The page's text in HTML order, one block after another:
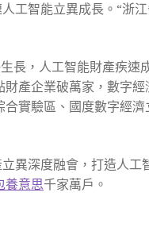
工智能立異成長。“浙
長，人工智能財產疾速
產企業破萬家，數字經
實驗區、國度數字經濟
異深度融會，打造人
養意思千家萬戶。